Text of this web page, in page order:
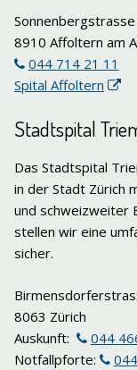
8910 Affoltern am
044 714 21 11
Spital Affoltern
Stadtspital
Das Stadtspital
in der Stadt Zürich
und schweizweiter
stellen wir eine
sicher.
8063 Zürich
Auskunft:
044
Notfallpforte: